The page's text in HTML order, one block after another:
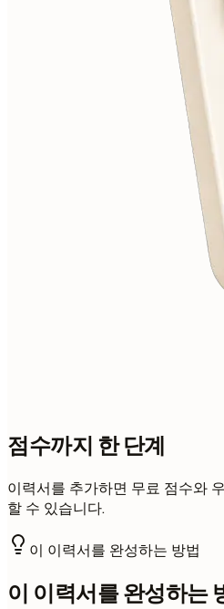
점수까지 한 단계
이력서를 추가하면 무료 점수와
할 수 있습니다.
이 이력서를 완성하는 방법
이 이력서를 완성하는